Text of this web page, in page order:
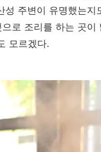
주변이 유명했는지
로 조리를 하는 곳이
모르겠다.